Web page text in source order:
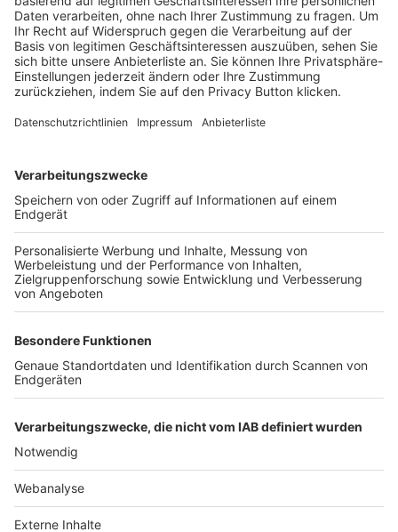
Trainerbörse
Login SpielPlus
FOLGE DEM BFV
TOP-VEREINE
TOP-PARTNER
Nutzungsbedingungen Datenschutz Impressum